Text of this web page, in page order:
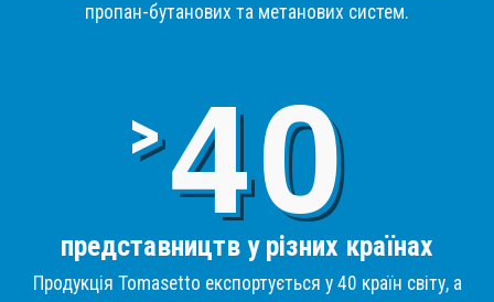
пропан-бутанових та метанових систем.
>4
представництв у різних країнах
Продукція Tomasetto експортується у 40 країн світу, а